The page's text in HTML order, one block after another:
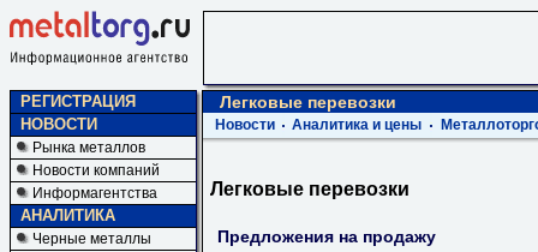
РЕГИСТРАЦИЯ
НОВОСТИ
Рынка металлов
Новости компаний
Информагентства
АНАЛИТИКА
Черные металлы
Легковые перевозки
Новости Аналитика и цены
Легковые перевозки
Предложения на продажу